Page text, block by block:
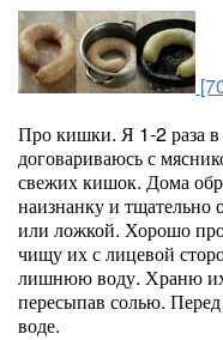
Про кишки. Я 1-2 раза в
договариваюсь с
свежих кишок. Дома
наизнанку и тщательно
или ложкой. Хорошо
чищу их с лицевой
лишнюю воду. Храню
пересыпав солью.
воде.